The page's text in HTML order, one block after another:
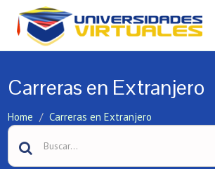
Carreras en Extranjero
Home Carreras en Extranjero